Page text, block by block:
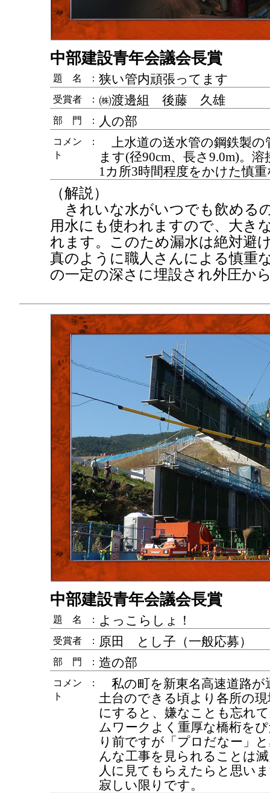
中部建設青年会議会長賞
題 名 ： 狭い管内頑張ってます
受賞者 ： ㈱渡邊組 後藤 久雄
部 門 ： 人の部
コメン
ト
：
上水道の送水管の鋼鉄製の
ます(径90cm、長さ9.0m)。
1カ所3時間程度をかけた慎
（解説）
きれいな水がいつでも飲める
用水にも使われますので、大き
れます。このため漏水は絶対避
真のように職人さんによる慎重
の一定の深さに埋設され外圧か
中部建設青年会議会長賞
題 名 ： よっこらしょ！
受賞者 ： 原田 とし子（一般応募）
部 門 ： 造の部
コメン
ト
：
私の町を新東名高速道路が
土台のできる頃より各所の
にすると、嫌なことも忘れ
ムワークよく重厚な橋桁を
り前ですが「プロだなー」
んな工事を見られることは
人に見てもらえたらと思い
寂しい限りです。